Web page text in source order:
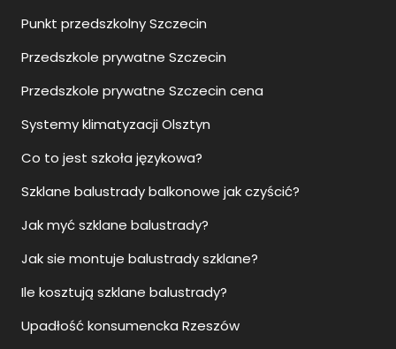
Punkt przedszkolny Szczecin
Przedszkole prywatne Szczecin
Przedszkole prywatne Szczecin cena
Systemy klimatyzacji Olsztyn
Co to jest szkoła językowa?
Szklane balustrady balkonowe jak czyścić?
Jak myć szklane balustrady?
Jak sie montuje balustrady szklane?
Ile kosztują szklane balustrady?
Upadłość konsumencka Rzeszów